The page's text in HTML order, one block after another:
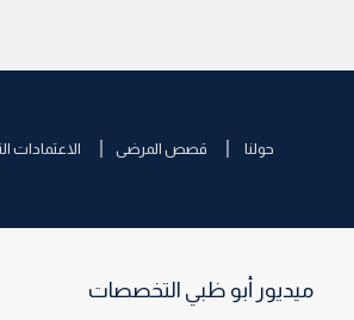
حولنا قصص المرضى الاعتمادات
ميديور أبو ظبي التخصصات